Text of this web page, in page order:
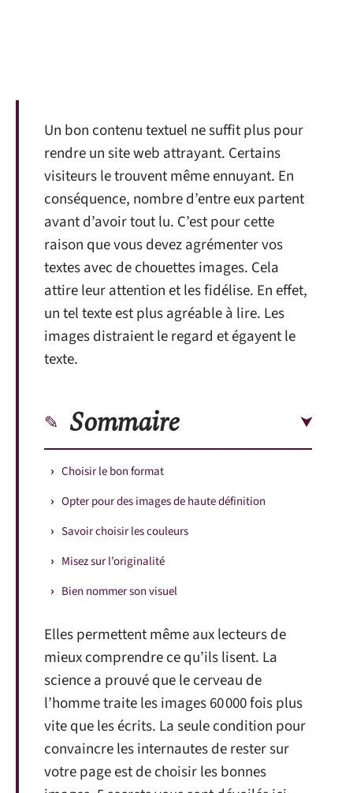
Un bon contenu textuel ne suffit plus pour
rendre un site web attrayant. Certains
visiteurs le trouvent même ennuyant. En
conséquence, nombre d’entre eux partent
avant d’avoir tout lu. C’est pour cette
raison que vous devez agrémenter vos
textes avec de chouettes images. Cela
attire leur attention et les fidélise. En effet,
un tel texte est plus agréable à lire. Les
images distraient le regard et égayent le
texte.
Sommaire
Choisir le bon format
Opter pour des images de haute définition
Savoir choisir les couleurs
Misez sur l’originalité
Bien nommer son visuel
Elles permettent même aux lecteurs de
mieux comprendre ce qu’ils lisent. La
science a prouvé que le cerveau de
l’homme traite les images 60 000 fois plus
vite que les écrits. La seule condition pour
convaincre les internautes de rester sur
votre page est de choisir les bonnes